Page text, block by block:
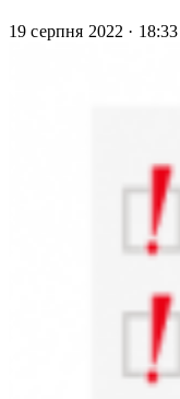
19 серпня 2022 · 18:33